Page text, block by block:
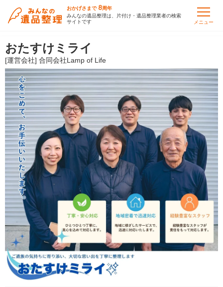
おかげさまで 8周年
みんなの遺品整理は、片付け・遺品整理業者の検索
サイトです
メニュー
おたすけミライ
[運営会社] 合同会社Lamp of Life